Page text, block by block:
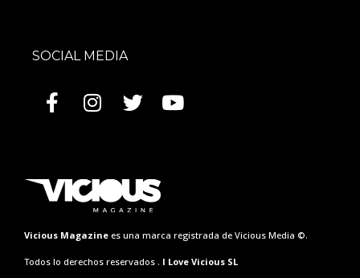
SOCIAL MEDIA
Vicious Magazine es una marca registrada de Vicious Media ©.
Todos lo derechos reservados . I Love Vicious SL